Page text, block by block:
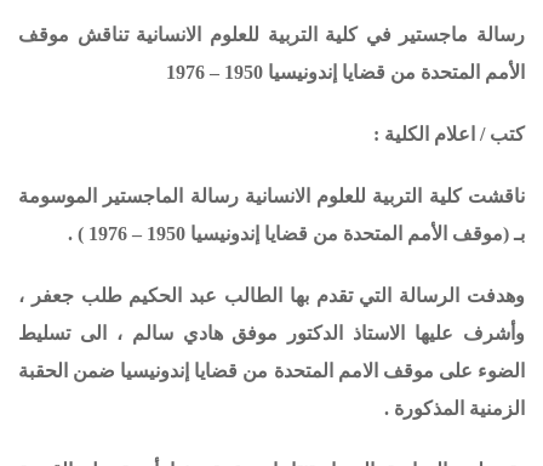
رسالة ماجستير في كلية التربية للعلوم الانسانية تناقش موقف
الأمم المتحدة من قضايا إندونيسيا 1950 – 1976
كتب / اعلام الكلية :
ناقشت كلية التربية للعلوم الانسانية رسالة الماجستير الموسومة
بـ (موقف الأمم المتحدة من قضايا إندونيسيا 1950 – 1976 ) .
وهدفت الرسالة التي تقدم بها الطالب عبد الحكيم طلب جعفر ،
وأشرف عليها الاستاذ الدكتور موفق هادي سالم ، الى تسليط
الضوء على موقف الامم المتحدة من قضايا إندونيسيا ضمن الحقبة
الزمنية المذكورة .